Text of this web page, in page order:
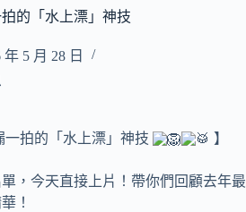
的「水上漂」神技
年 5 月 28 日
一拍的「水上漂」神技 】
，今天直接上片！帶你們回顧去年最
！